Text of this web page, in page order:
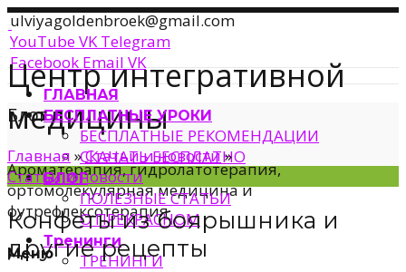
ulviyagoldenbroek@gmail.com
YouTubeVK Telegram
Facebook Email VK
Центр интегративной
медицины
Ароматерапия, гидролатотерапия,
ортомолекулярная медицина и
футрефлексотерапия
Меню
ГЛАВНАЯ
БЕСПЛАТНЫЕ УРОКИ
БЕСПЛАТНЫЕ РЕКОМЕНДАЦИИ
СКАЧАТЬ БЕСПЛАТНО
БЛОГ
ПОЛЕЗНЫЕ СТАТЬИ
О ПРЕКРАСНОМ
Тренинги
ТРЕНИНГИ
Блог
Главная »Статьи и новости»
Статьи и новости
Конфеты из боярышника и
другие рецепты